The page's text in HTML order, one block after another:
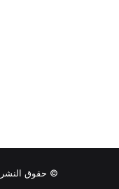
© حقوق النشر 2026، جميع الحقوق محفوظة لمجلة بنيان